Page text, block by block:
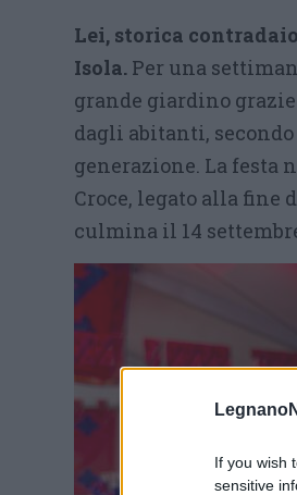
If you wish
sensitive
Lei, storica
Isola. Per una
grande giardino
dagli abitanti,
generazione. La festa
Croce, legato alla fine
culmina il 14